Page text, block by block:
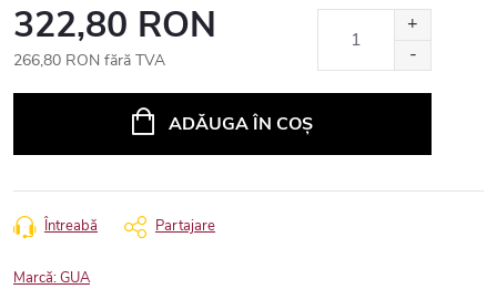
322,80 RON
266,80 RON fără TVA
ADĂUGA ÎN COŞ
Întreabă Partajare
Marcă:GUA